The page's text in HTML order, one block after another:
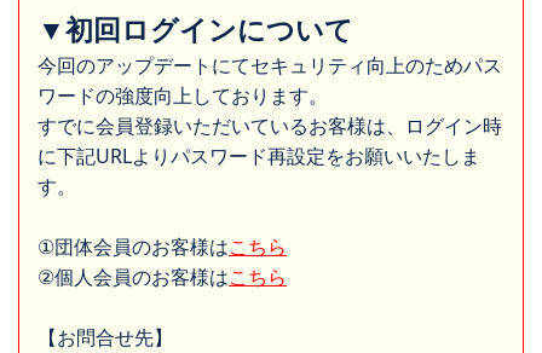
▼初回ログインについて
今回のアップデートにてセキュリティ向上のためパス
ワードの強度向上しております。
すでに会員登録いただいているお客様は、ログイン時
に下記URLよりパスワード再設定をお願いいたしま
す。
①団体会員のお客様はこちら
②個人会員のお客様はこちら
【お問合せ先】